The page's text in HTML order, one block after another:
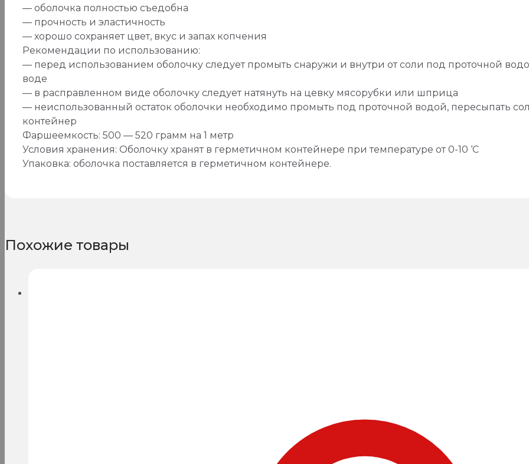
— оболочка полностью съедобна
— прочность и эластичность
— хорошо сохраняет цвет, вкус и запах копчения
Рекомендации по использованию:
— перед использованием оболочку следует промыть снаружи и внутри от соли под проточной
воде
— в расправленном виде оболочку следует натянуть на цевку мясорубки или шприца
— неиспользованный остаток оболочки необходимо промыть под проточной водой, пересыпать
контейнер
Фаршеемкость: 500 — 520 грамм на 1 метр
Условия хранения: Оболочку хранят в герметичном контейнере при температуре от 0-10 ‘С
Упаковка: оболочка поставляется в герметичном контейнере.
Похожие товары